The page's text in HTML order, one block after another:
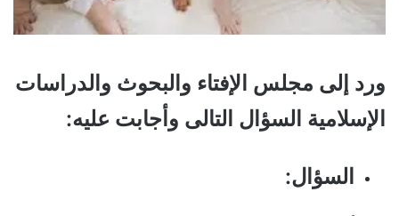
ورد إلى مجلس الإفتاء والبحوث والدراسات
الإسلامية السؤال التالى وأجابت عليه:
السؤال: